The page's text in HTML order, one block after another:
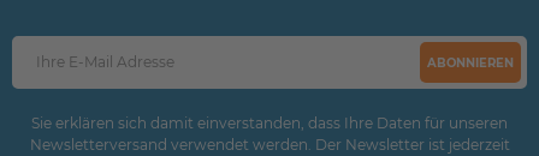
ABONNIEREN
Sie erklären sich damit einverstanden, dass Ihre Daten für unseren
Newsletterversand verwendet werden. Der Newsletter ist jederzeit